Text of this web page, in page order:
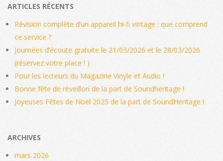
ARTICLES RÉCENTS
Révision complète d’un appareil hi‑fi vintage : que comprend
ce service ?
Journées d’écoute gratuite le 21/03/2026 et le 28/03/2026
(réservez votre place ! )
Pour les lecteurs du Magazine Vinyle et Audio !
Bonne fête de réveillon de la part de Soundheritage !
Joyeuses Fêtes de Noël 2025 de la part de SoundHeritage !
ARCHIVES
mars 2026